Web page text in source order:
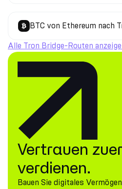
BTC von Ethereum nach
Alle Tron Bridge-Routen
Vertrauen
verdienen.
Bauen Sie digitales